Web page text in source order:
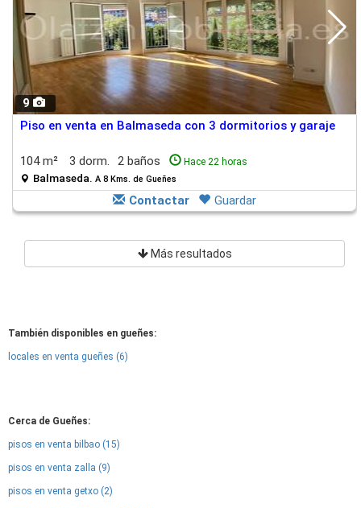
9
Piso en venta en Balmaseda con 3 dormitorios y garaje
104 m² 3 dorm. 2 baños Hace 22 horas
Balmaseda. A 8 Kms. de Gueñes
Contactar Guardar
Más resultados
También disponibles en gueñes:
locales en venta gueñes (6)
Cerca de Gueñes:
pisos en venta bilbao (15)
pisos en venta zalla (9)
pisos en venta getxo (2)